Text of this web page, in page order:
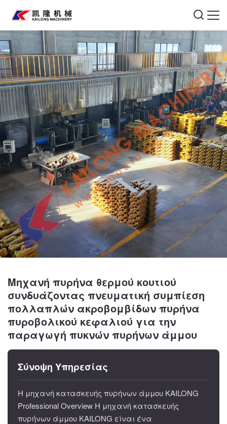
Μηχανή πυρήνα θερμού κουτιού
συνδυάζοντας πνευματική συμπίεση
πολλαπλών ακροβομβίδων πυρήνα
πυροβολικού κεφαλιού για την
παραγωγή πυκνών πυρήνων άμμου
Σύνοψη Υπηρεσίας
Η μηχανή κατασκευής πυρήνων άμμου KAILONG
Professional Overview Η μηχανή κατασκευής
πυρήνων άμμου KAILONG είναι ένα